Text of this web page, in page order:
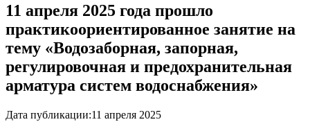
11 апреля 2025 года прошло
практикоориентированное занятие на
тему «Водозаборная, запорная,
регулировочная и предохранительная
арматура систем водоснабжения»
Дата публикации:11 апреля 2025